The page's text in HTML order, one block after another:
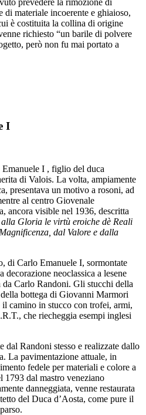
prevedere la rimozione di
materiale incoerente e ghiaioso,
è costituita la collina di origine
richiesto “un barile di polvere
però non fu mai portato a
I
I , figlio del duca
di Valois. La volta, ampiamente
presentava un motivo a rosoni, ad
al centro Giovenale
ancora visible nel 1936, descritta
Gloria le virtù eroiche dè Reali
dal Valore e dalla
di Carlo Emanuele I, sormontate
neoclassica a lesene
Carlo Randoni. Gli stucchi della
bottega di Giovanni Marmori
camino in stucco con trofei, armi,
che riecheggia esempi inglesi
dal Randoni stesso e realizzate dallo
La pavimentazione attuale, in
fedele per materiali e colore a
1793 dal mastro veneziano
danneggiata, venne restaurata
del Duca d’Aosta, come pure il